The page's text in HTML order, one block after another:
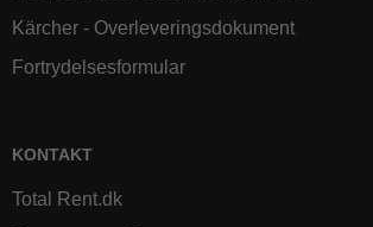
Kärcher - Overleveringsdokument
Fortrydelsesformular
KONTAKT
Total Rent.dk